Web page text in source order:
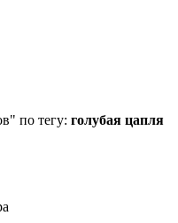
по тегу: голубая цапля